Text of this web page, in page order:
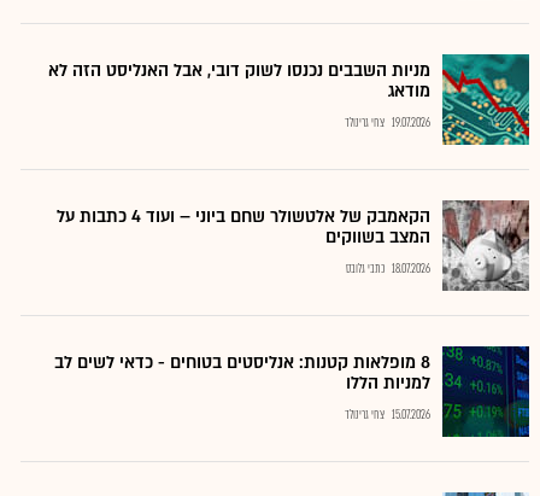
מניות השבבים נכנסו לשוק דובי, אבל האנליסט הזה לא
מודאג
19.07.2026 צחי גרינולד
הקאמבק של אלטשולר שחם ביוני – ועוד 4 כתבות על
המצב בשווקים
18.07.2026 כתבי גלובס
8 מופלאות קטנות: אנליסטים בטוחים - כדאי לשים לב
למניות הללו
15.07.2026 צחי גרינולד